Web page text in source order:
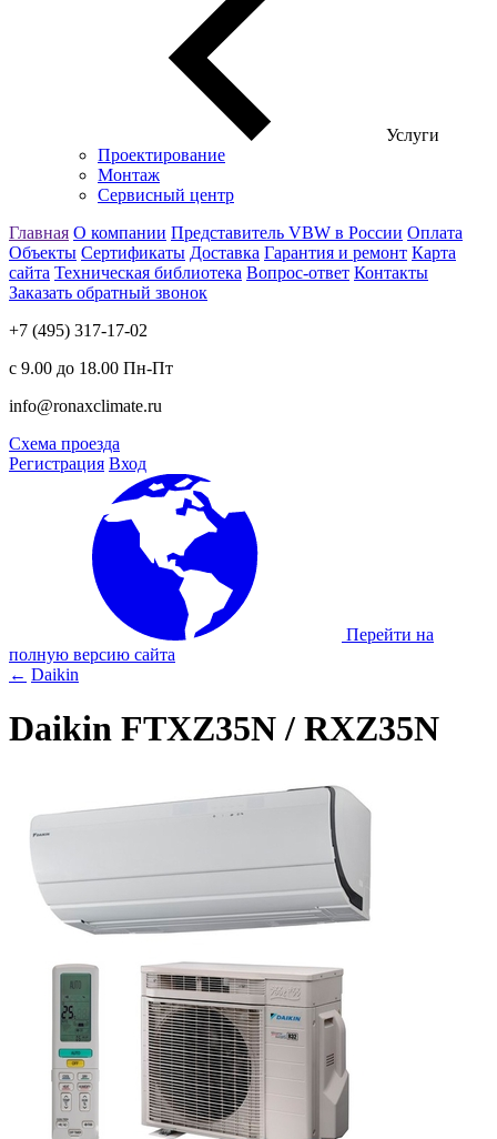
Услуги
Проектирование
Монтаж
Сервисный центр
Главная О компании Представитель VBW в России Оплата
Объекты Сертификаты Доставка Гарантия и ремонт Карта
сайта Техническая библиотека Вопрос-ответ Контакты
Заказать обратный звонок
+7 (495) 317-17-02
с 9.00 до 18.00 Пн-Пт
info@ronaxclimate.ru
Схема проезда
Регистрация Вход
Перейти на
полную версию сайта
← Daikin
Daikin FTXZ35N / RXZ35N